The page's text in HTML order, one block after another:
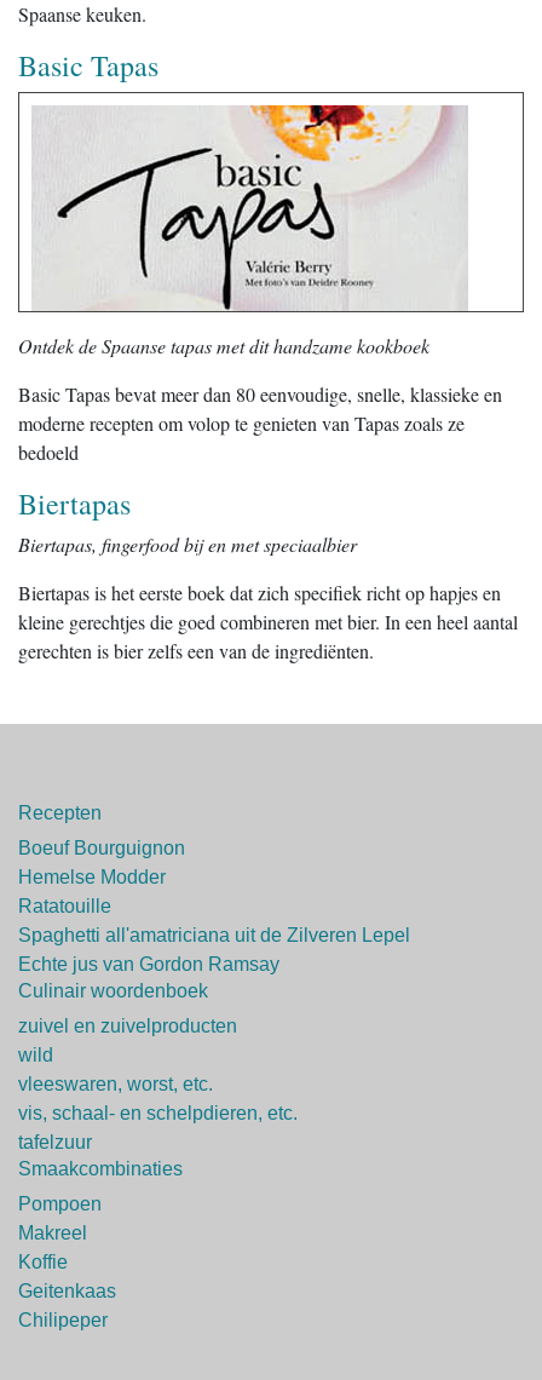
Spaanse keuken.
Basic Tapas
Ontdek de Spaanse tapas met dit handzame kookboek
Basic Tapas bevat meer dan 80 eenvoudige, snelle, klassieke en
moderne recepten om volop te genieten van Tapas zoals ze
bedoeld
Biertapas
Biertapas, fingerfood bij en met speciaalbier
Biertapas is het eerste boek dat zich specifiek richt op hapjes en
kleine gerechtjes die goed combineren met bier. In een heel aantal
gerechten is bier zelfs een van de ingrediënten.
Recepten
Boeuf Bourguignon
Hemelse Modder
Ratatouille
Spaghetti all'amatriciana uit de Zilveren Lepel
Echte jus van Gordon Ramsay
Culinair woordenboek
zuivel en zuivelproducten
wild
vleeswaren, worst, etc.
vis, schaal- en schelpdieren, etc.
tafelzuur
Smaakcombinaties
Pompoen
Makreel
Koffie
Geitenkaas
Chilipeper